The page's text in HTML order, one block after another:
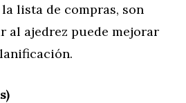
lista de compras, son
al ajedrez puede mejorar